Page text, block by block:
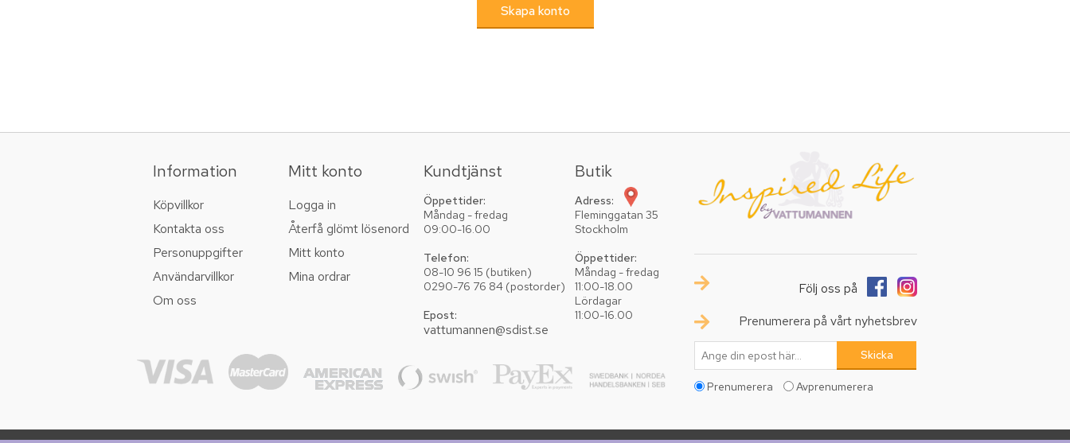
Information
Köpvillkor
Kontakta oss
Personuppgifter
Användarvillkor
Om oss
Mitt konto
Logga in
Återfå glömt lösenord
Mitt konto
Mina ordrar
Kundtjänst
Öppettider:
Måndag - fredag
09:00-16.00
Telefon:
08-10 96 15 (butiken)
0290-76 76 84 (postorder)
Epost:
vattumannen@sdist.se
Butik
Adress:
Fleminggatan 35
Stockholm
Öppettider:
Måndag - fredag
11:00-18.00
Lördagar
11:00-16.00
Följ oss på
Prenumerera på vårt nyhetsbrev
Prenumerera Avprenumerera